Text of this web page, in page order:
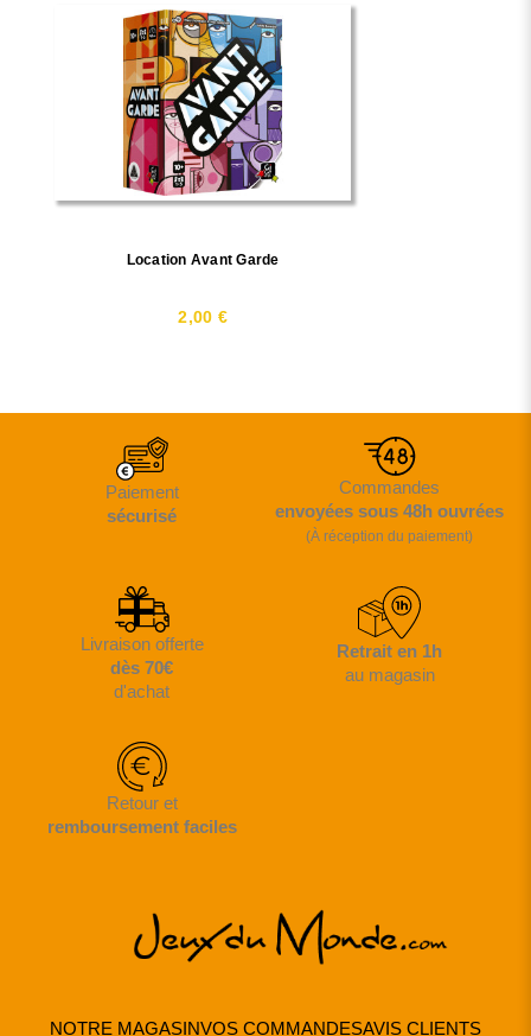
Location Avant Garde
2,00 €
Paiement
sécurisé
Commandes
envoyées sous 48h ouvrées
(À réception du paiement)
Livraison offerte
dès 70€
d'achat
Retrait en 1h
au magasin
Retour et
remboursement faciles
NOTRE MAGASINVOS COMMANDESAVIS CLIENTS